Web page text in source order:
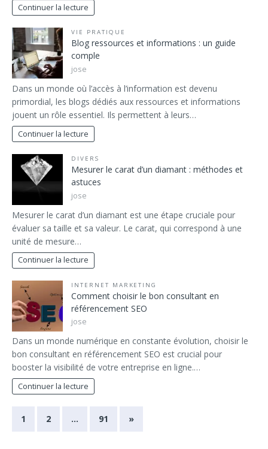
Continuer la lecture
VIE PRATIQUE
Blog ressources et informations : un guide
comple
jose
Dans un monde où l’accès à l’information est devenu
primordial, les blogs dédiés aux ressources et informations
jouent un rôle essentiel. Ils permettent à leurs…
Continuer la lecture
DIVERS
Mesurer le carat d’un diamant : méthodes et
astuces
jose
Mesurer le carat d’un diamant est une étape cruciale pour
évaluer sa taille et sa valeur. Le carat, qui correspond à une
unité de mesure…
Continuer la lecture
INTERNET MARKETING
Comment choisir le bon consultant en
référencement SEO
jose
Dans un monde numérique en constante évolution, choisir le
bon consultant en référencement SEO est crucial pour
booster la visibilité de votre entreprise en ligne.…
Continuer la lecture
1 2 … 91 »